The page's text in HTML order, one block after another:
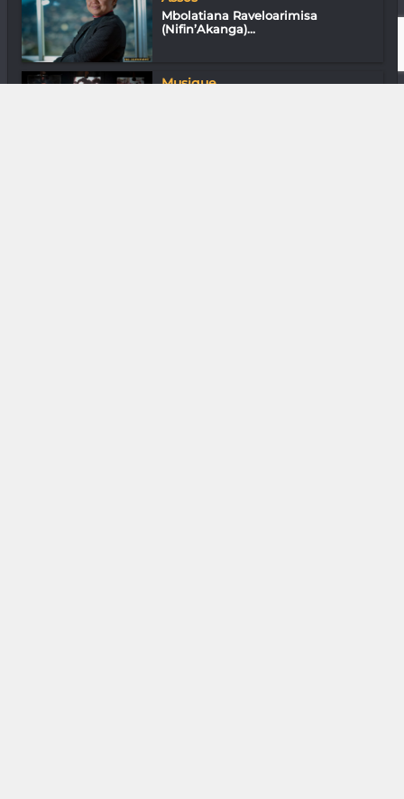
Mbolatiana Raveloarimisa
(Nifin’Akanga)...
Musique